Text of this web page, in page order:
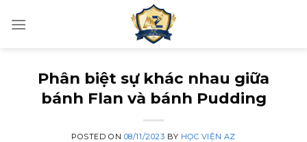
Phân biệt sự khác nhau giữa
bánh Flan và bánh Pudding
POSTED ON 08/11/2023 BY HỌC VIỆN AZ